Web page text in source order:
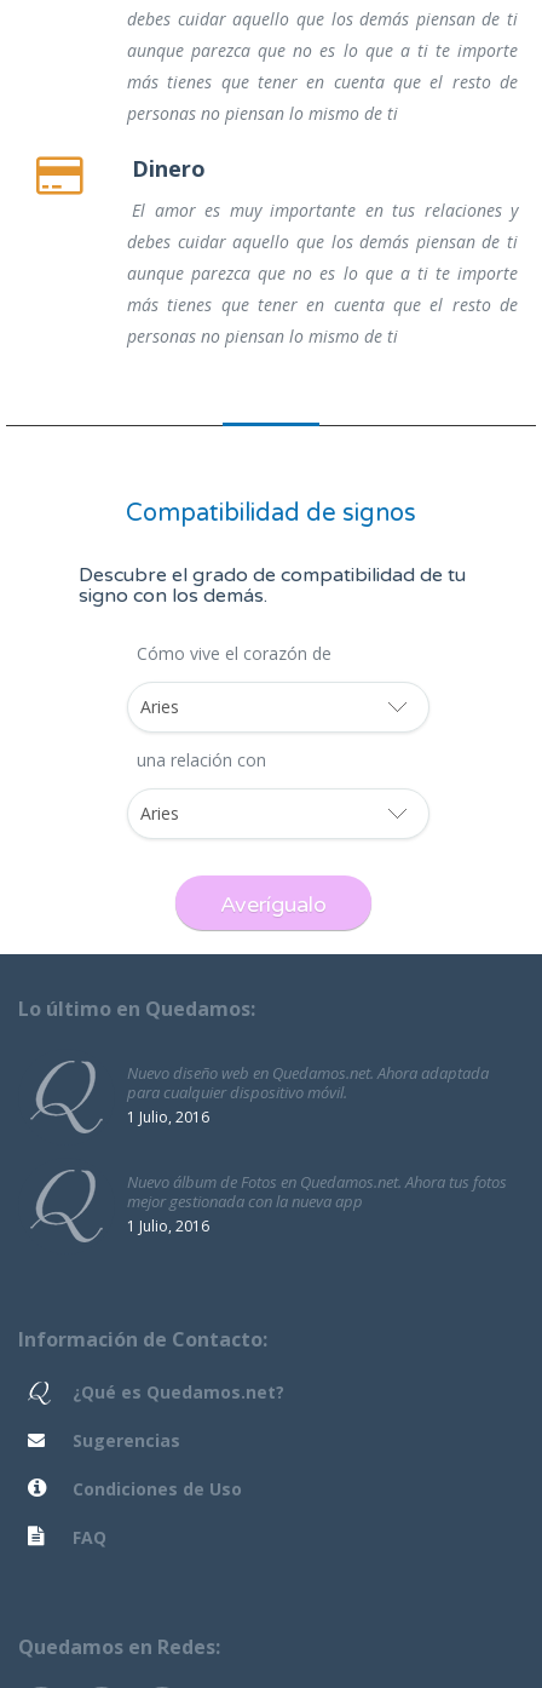
debes cuidar aquello que los demás piensan de ti
aunque parezca que no es lo que a ti te importe
más tienes que tener en cuenta que el resto de
personas no piensan lo mismo de ti
Dinero
El amor es muy importante en tus relaciones y
debes cuidar aquello que los demás piensan de ti
aunque parezca que no es lo que a ti te importe
más tienes que tener en cuenta que el resto de
personas no piensan lo mismo de ti
Compatibilidad de signos
Descubre el grado de compatibilidad de tu
signo con los demás.
Cómo vive el corazón de
una relación con
Lo último en Quedamos:
Nuevo diseño web en Quedamos.net. Ahora adaptada
para cualquier dispositivo móvil.
1 Julio, 2016
Nuevo álbum de Fotos en Quedamos.net. Ahora tus fotos
mejor gestionada con la nueva app
1 Julio, 2016
Información de Contacto:
¿Qué es Quedamos.net?
Sugerencias
Condiciones de Uso
FAQ
Quedamos en Redes: